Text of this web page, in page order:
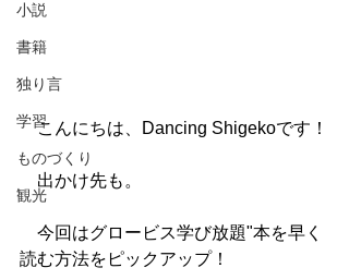
小説
書籍
独り言
学習
ものづくり
観光
こんにちは、Dancing Shigekoです！
出かけ先も。
今回はグロービス学び放題"本を早く
読む方法をピックアップ！